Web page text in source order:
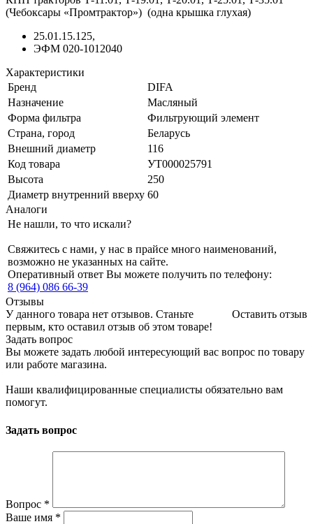
(Чебоксары «Промтрактор») (одна крышка глухая)
25.01.15.125,
ЭФМ 020-1012040
Характеристики
Бренд
DIFA
Назначение
Масляный
Форма фильтра
Фильтрующий элемент
Страна, город
Беларусь
Внешний диаметр
116
Код товара
УТ000025791
Высота
250
Диаметр внутренний вверху 60
Аналоги
Не нашли, то что искали?
Свяжитесь с нами, у нас в прайсе много наименований,
возможно не указанных на сайте.
Оперативный ответ Вы можете получить по телефону:
8 (964) 086 66-39
Отзывы
Оставить отзыв
У данного товара нет отзывов. Станьте
первым, кто оставил отзыв об этом товаре!
Задать вопрос
Вы можете задать любой интересующий вас вопрос по товару
или работе магазина.
Наши квалифицированные специалисты обязательно вам
помогут.
Задать вопрос
Вопрос *
Ваше имя *